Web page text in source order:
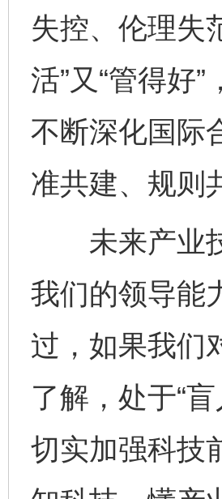
失控、伦理失
活”又“管得好
不断深化国际
准共建、规则
未来产业技
我们的领导能
过，如果我们
了解，处于“
切实加强科技